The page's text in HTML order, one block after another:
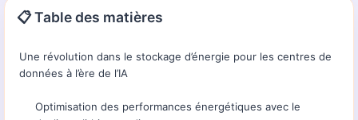
📋 Table des matières
Une révolution dans le stockage d’énergie pour les centres de
données à l’ère de l’IA
Optimisation des performances énergétiques avec le